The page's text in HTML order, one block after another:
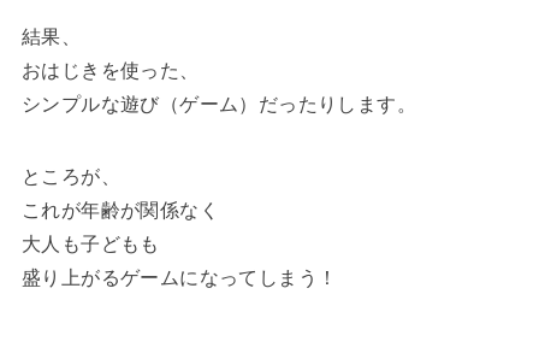
結果、
おはじきを使った、
シンプルな遊び（ゲーム）だったりします。
ところが、
これが年齢が関係なく
大人も子どもも
盛り上がるゲームになってしまう！